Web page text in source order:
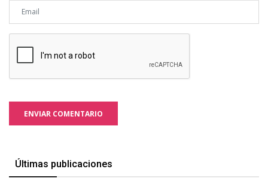
ENVIAR COMENTARIO
Últimas publicaciones